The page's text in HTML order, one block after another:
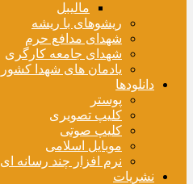
مالیبل
ریشوهای با ریشه
شهدای مدافع حرم
شهدای جامعه کارگری
یادمان های شهدا کشور
دانلودها
پوستر
کلیپ تصویری
کلیپ صوتی
موبایل اسلامی
نرم افزار چند رسانه ای
نشریات